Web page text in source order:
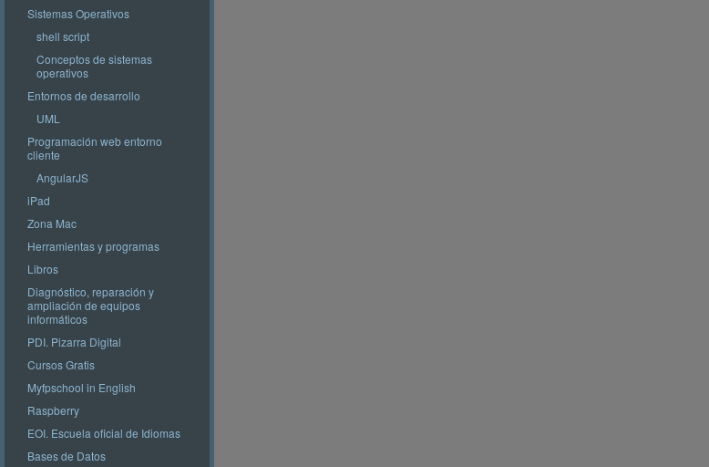
Sistemas Operativos
shell script
Conceptos de sistemas
operativos
Entornos de desarrollo
UML
Programación web entorno
cliente
AngularJS
iPad
Zona Mac
Herramientas y programas
Libros
Diagnóstico, reparación y
ampliación de equipos
informáticos
PDI. Pizarra Digital
Cursos Gratis
Myfpschool in English
Raspberry
EOI. Escuela oficial de Idiomas
Bases de Datos